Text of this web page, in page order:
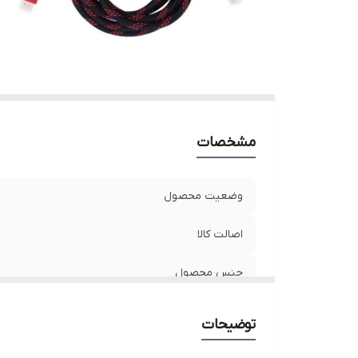
مشخصات
وضعیت محصول
اصالت کالا
جنس محصول
توضیحات